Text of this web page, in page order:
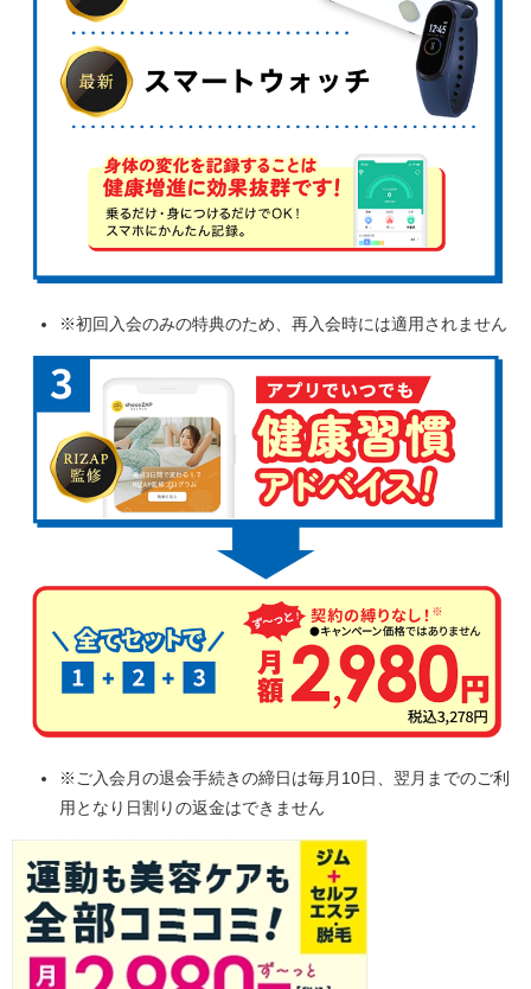
※初回入会のみの特典のため、再入会時には適用されません
※ご入会月の退会手続きの締日は毎月10日、翌月までのご利
用となり日割りの返金はできません